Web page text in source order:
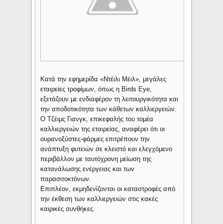
Κατά την εφημερίδα «Ντέιλι Μέιλ», μεγάλες
εταιρείες τροφίμων, όπως η Birds Eye,
εξετάζουν με ενδιαφέρον τη λειτουργικότητα και
την αποδοτικότητα των κάθετων καλλιεργειών.
Ο Τζέιμς Γιανγκ, επικεφαλής του τομέα
καλλιεργειών της εταιρείας, αναφέρει ότι οι
ουρανοξύστες-φάρμες επιτρέπουν την
ανάπτυξη φυτειών σε κλειστό και ελεγχόμενο
περιβάλλον με ταυτόχρονη μείωση της
κατανάλωσης ενέργειας και των
παρασιτοκτόνων.
Επιπλέον, εκμηδενίζονται οι καταστροφές από
την έκθεση των καλλιεργειών στις κακές
καιρικές συνθήκες.